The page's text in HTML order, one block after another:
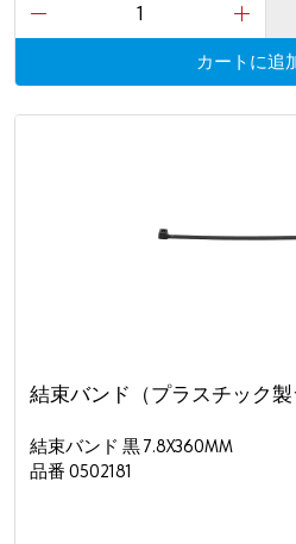
カートに追
結束バンド（プラスチック製
結束バンド 黒 7.8X360MM
品番 0502181